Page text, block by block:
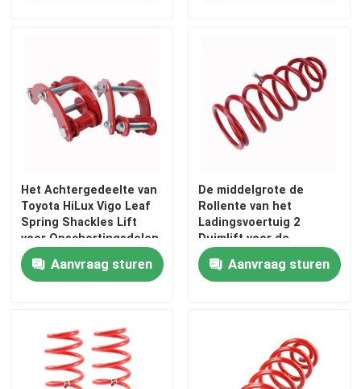
4x4 leidingsdemper
Het Achtergedeelte van
Toyota HiLux Vigo Leaf
Spring Shackles Lift
voor Opschortingsdelen
Aanvraag sturen
De middelgrote de
Rollente van het
Ladingsvoertuig 2
Duimlift voor de
Voorzijde van Jeep
Wrangler JL
Aanvraag sturen